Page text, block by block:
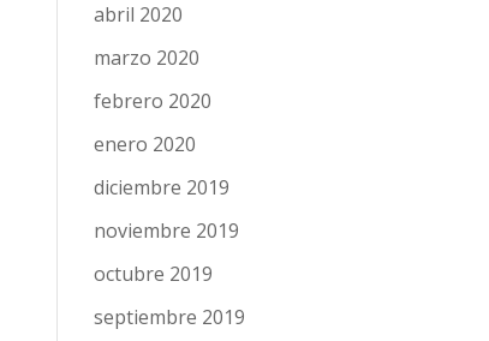
abril 2020
marzo 2020
febrero 2020
enero 2020
diciembre 2019
noviembre 2019
octubre 2019
septiembre 2019